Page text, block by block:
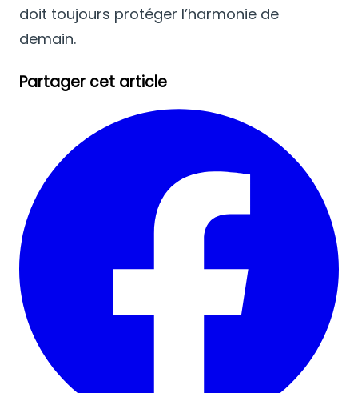
doit toujours protéger l’harmonie de
demain.
Partager cet article